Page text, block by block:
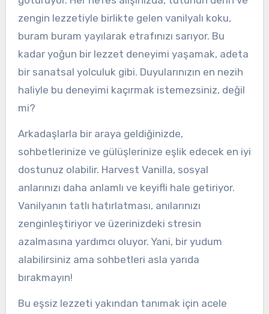
zengin lezzetiyle birlikte gelen vanilyalı koku,
buram buram yayılarak etrafınızı sarıyor. Bu
kadar yoğun bir lezzet deneyimi yaşamak, adeta
bir sanatsal yolculuk gibi. Duyularınızın en nezih
haliyle bu deneyimi kaçırmak istemezsiniz, değil
mi?
Arkadaşlarla bir araya geldiğinizde,
sohbetlerinize ve gülüşlerinize eşlik edecek en iyi
dostunuz olabilir. Harvest Vanilla, sosyal
anlarınızı daha anlamlı ve keyifli hale getiriyor.
Vanilyanın tatlı hatırlatması, anılarınızı
zenginleştiriyor ve üzerinizdeki stresin
azalmasına yardımcı oluyor. Yani, bir yudum
alabilirsiniz ama sohbetleri asla yarıda
bırakmayın!
Bu eşsiz lezzeti yakından tanımak için acele